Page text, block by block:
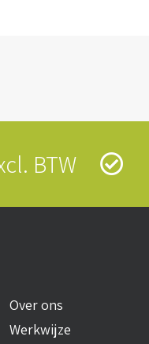
BTW
Over ons
Werkwijze